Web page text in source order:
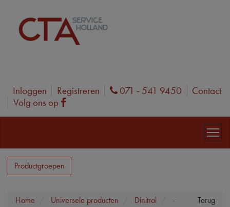
Inloggen Registreren Phone
071 - 541 9450
Contact
Volg ons op
Facebook
Productgroepen
Terug
Home Universele producten Dinitrol -